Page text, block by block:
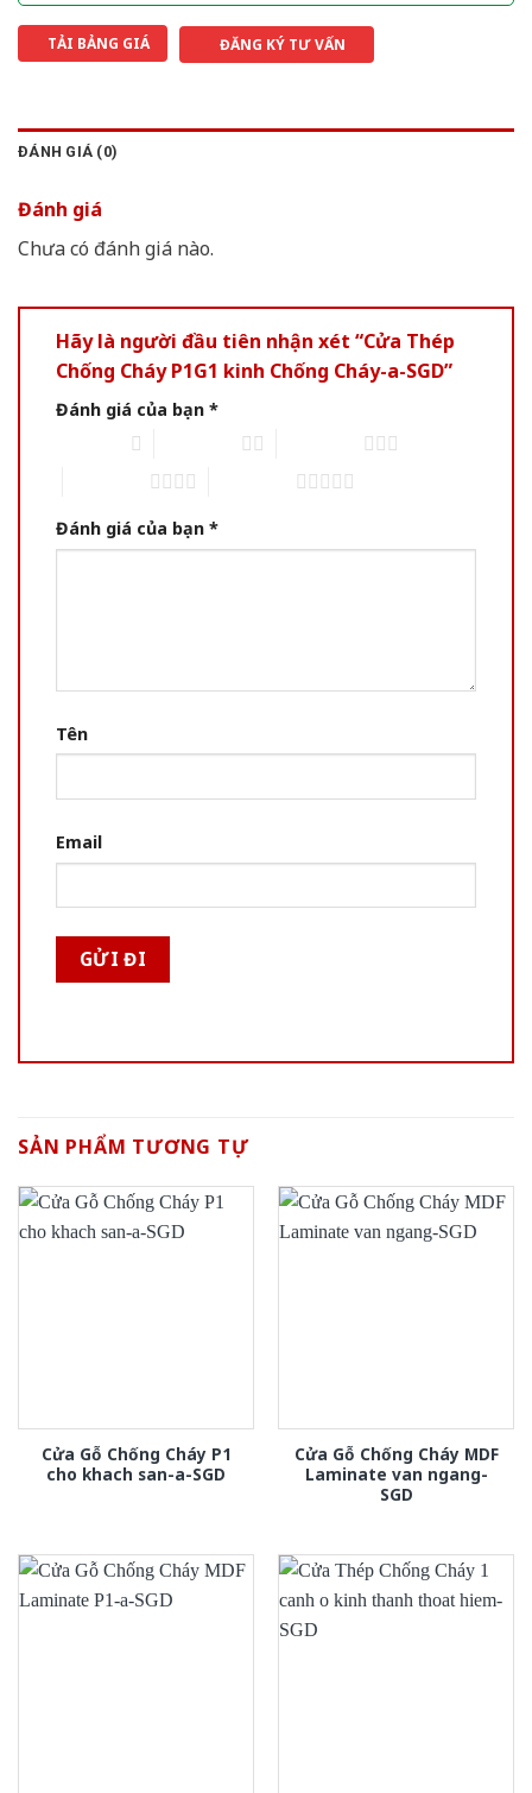
TẢI BẢNG GIÁ ĐĂNG KÝ TƯ VẤN
ĐÁNH GIÁ (0)
Đánh giá
Chưa có đánh giá nào.
Hãy là người đầu tiên nhận xét “Cửa Thép
Chống Cháy P1G1 kinh Chống Cháy-a-SGD”
Đánh giá của bạn *
Đánh giá của bạn *
Tên
Email
SẢN PHẨM TƯƠNG TỰ
Cửa Gỗ Chống Cháy P1
cho khach san-a-SGD
Cửa Gỗ Chống Cháy MDF
Laminate van ngang-
SGD